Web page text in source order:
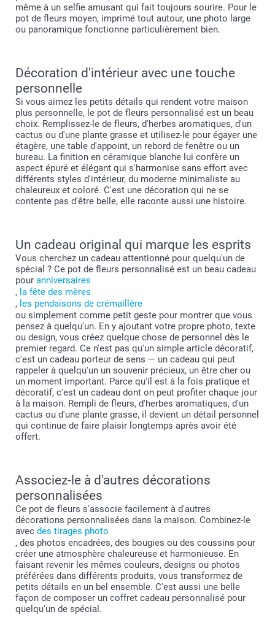
même à un selfie amusant qui fait toujours sourire. Pour le
pot de fleurs moyen, imprimé tout autour, une photo large
ou panoramique fonctionne particulièrement bien.
Décoration d'intérieur avec une touche
personnelle
Si vous aimez les petits détails qui rendent votre maison
plus personnelle, le pot de fleurs personnalisé est un beau
choix. Remplissez-le de fleurs, d'herbes aromatiques, d'un
cactus ou d'une plante grasse et utilisez-le pour égayer une
étagère, une table d'appoint, un rebord de fenêtre ou un
bureau. La finition en céramique blanche lui confère un
aspect épuré et élégant qui s'harmonise sans effort avec
différents styles d'intérieur, du moderne minimaliste au
chaleureux et coloré. C'est une décoration qui ne se
contente pas d'être belle, elle raconte aussi une histoire.
Un cadeau original qui marque les esprits
Vous cherchez un cadeau attentionné pour quelqu'un de
spécial ? Ce pot de fleurs personnalisé est un beau cadeau
pour anniversaires
, la fête des mères
, les pendaisons de crémaillère
ou simplement comme petit geste pour montrer que vous
pensez à quelqu'un. En y ajoutant votre propre photo, texte
ou design, vous créez quelque chose de personnel dès le
premier regard. Ce n'est pas qu'un simple article décoratif,
c'est un cadeau porteur de sens — un cadeau qui peut
rappeler à quelqu'un un souvenir précieux, un être cher ou
un moment important. Parce qu'il est à la fois pratique et
décoratif, c'est un cadeau dont on peut profiter chaque jour
à la maison. Rempli de fleurs, d'herbes aromatiques, d'un
cactus ou d'une plante grasse, il devient un détail personnel
qui continue de faire plaisir longtemps après avoir été
offert.
Associez-le à d'autres décorations
personnalisées
Ce pot de fleurs s'associe facilement à d'autres
décorations personnalisées dans la maison. Combinez-le
avec des tirages photo
, des photos encadrées, des bougies ou des coussins pour
créer une atmosphère chaleureuse et harmonieuse. En
faisant revenir les mêmes couleurs, designs ou photos
préférées dans différents produits, vous transformez de
petits détails en un bel ensemble. C'est aussi une belle
façon de composer un coffret cadeau personnalisé pour
quelqu'un de spécial.